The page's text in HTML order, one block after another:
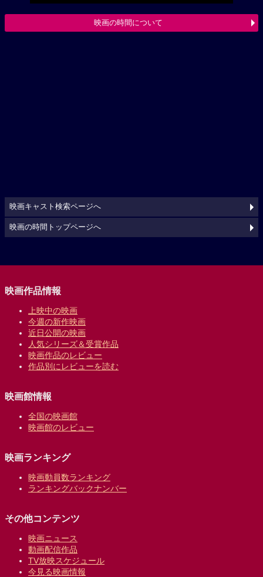
映画の時間について
映画キャスト検索ページへ
映画の時間トップページへ
映画作品情報
上映中の映画
今週の新作映画
近日公開の映画
人気シリーズ＆受賞作品
映画作品のレビュー
作品別にレビューを読む
映画館情報
全国の映画館
映画館のレビュー
映画ランキング
映画動員数ランキング
ランキングバックナンバー
その他コンテンツ
映画ニュース
動画配信作品
TV放映スケジュール
今見る映画情報